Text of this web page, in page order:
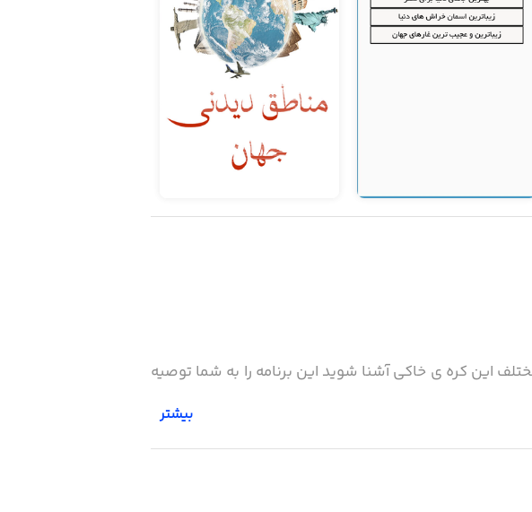
این کره ی خاکی آشنا شوید این برنامه را به شما توصیه
بیشتر